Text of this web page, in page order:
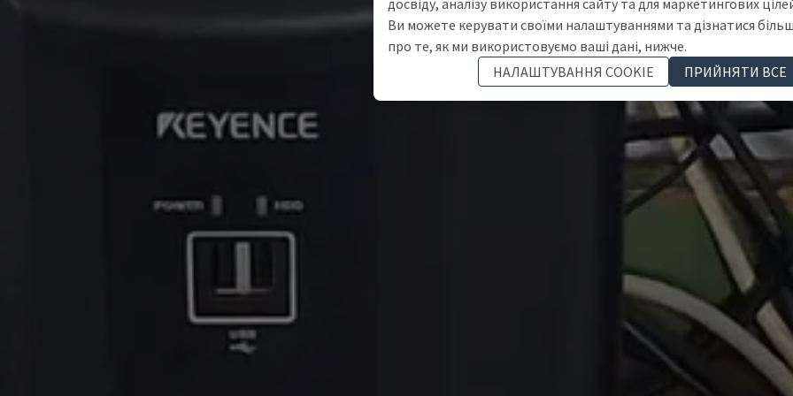
досвіду, аналізу використання сайту та для маркетингових
Ви можете керувати своїми налаштуваннями та дізнатися
про те, як ми використовуємо ваші дані, нижче.
НАЛАШТУВАННЯ COOKIE
ПРИЙНЯТИ ВСЕ